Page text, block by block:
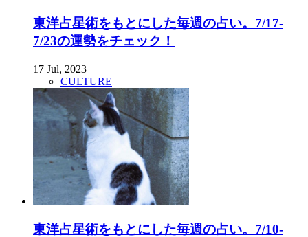
東洋占星術をもとにした毎週の占い。7/17-
7/23の運勢をチェック！
17 Jul, 2023
CULTURE
東洋占星術をもとにした毎週の占い。7/10-